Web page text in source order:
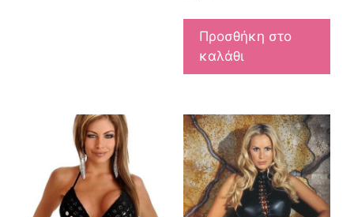
Προσθήκη στο
καλάθι